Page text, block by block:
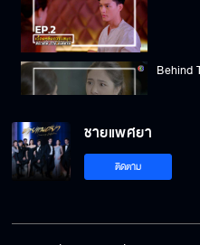
Behind
ชายแพศยา
ติดตาม